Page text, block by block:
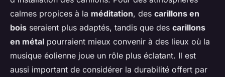
calmes propices à la méditation, des carillons en
bois seraient plus adaptés, tandis que des carillons
en métal pourraient mieux convenir à des lieux où la
musique éolienne joue un rôle plus éclatant. Il est
aussi important de considérer la durabilité offert par